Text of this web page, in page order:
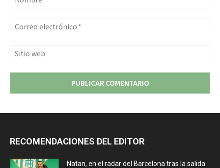
RECOMENDACIONES DEL EDITOR
Natan, en el radar del Barcelona tras la salida